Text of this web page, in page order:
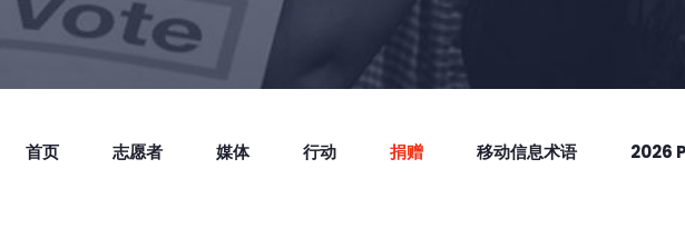
首页 志愿者 媒体 行动 捐赠 移动信息术语 2026